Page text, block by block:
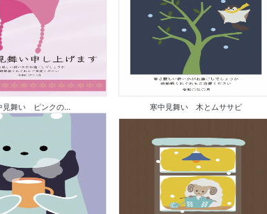
見舞い ピンクの... 寒中見舞い 木とムササビ